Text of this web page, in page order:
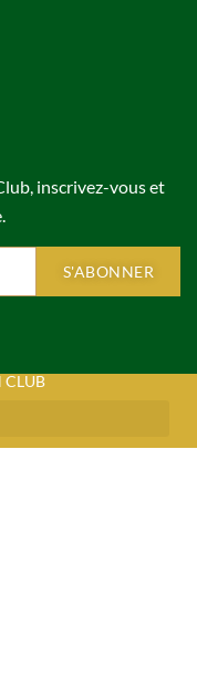
inscrivez-vous et
S'ABONNER
CLUB